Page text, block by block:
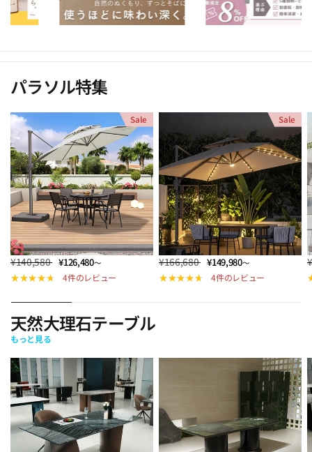
パラソル特集
Sale
¥140,580 ¥126,480～
4件のレビュー
Sale
¥166,680 ¥149,980～
4件のレビュー
天然大理石テーブル
もっと見る